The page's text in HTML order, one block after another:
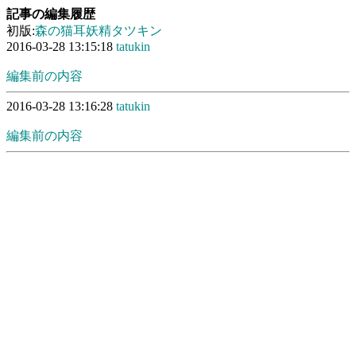
記事の編集履歴
初版:森の猫耳妖精タツキン
2016-03-28 13:15:18 tatukin
編集前の内容
2016-03-28 13:16:28 tatukin
編集前の内容